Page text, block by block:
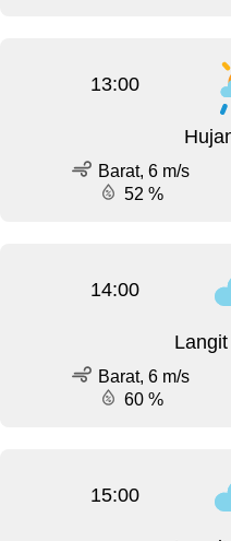
13:00
Barat, 6 m/s
52 %
14:00
Barat, 6 m/s
60 %
15:00